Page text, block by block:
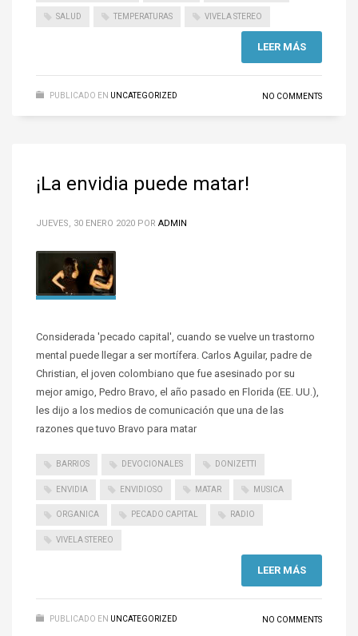
SALUD TEMPERATURAS VIVELA STEREO
LEER MÁS
PUBLICADO EN UNCATEGORIZED NO COMMENTS
¡La envidia puede matar!
JUEVES, 30 ENERO 2020 POR ADMIN
Considerada 'pecado capital', cuando se vuelve un trastorno
mental puede llegar a ser mortífera. Carlos Aguilar, padre de
Christian, el joven colombiano que fue asesinado por su
mejor amigo, Pedro Bravo, el año pasado en Florida (EE. UU.),
les dijo a los medios de comunicación que una de las
razones que tuvo Bravo para matar
BARRIOS DEVOCIONALES DONIZETTI
ENVIDIA ENVIDIOSO MATAR MUSICA
ORGANICA PECADO CAPITAL RADIO
VIVELA STEREO
LEER MÁS
PUBLICADO EN UNCATEGORIZED NO COMMENTS